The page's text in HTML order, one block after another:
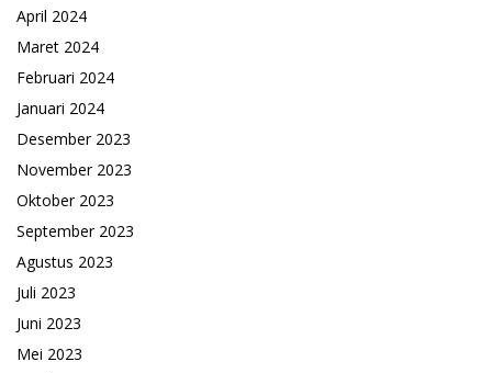
April 2024
Maret 2024
Februari 2024
Januari 2024
Desember 2023
November 2023
Oktober 2023
September 2023
Agustus 2023
Juli 2023
Juni 2023
Mei 2023